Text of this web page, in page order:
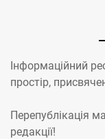
Інформаційний
простір,
Перепублікація
редакції!